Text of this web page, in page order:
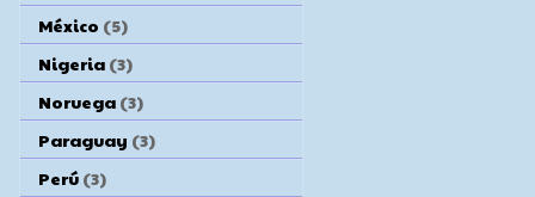
México (5)
Nigeria (3)
Noruega (3)
Paraguay (3)
Perú (3)